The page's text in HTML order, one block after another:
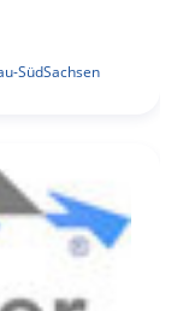
SüdSachsen